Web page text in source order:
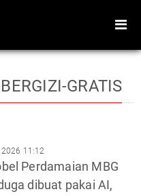
GRATIS
11:12
Perdamaian MBG
dibuat pakai AI,